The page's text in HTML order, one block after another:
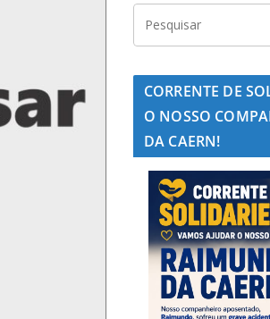
CORRENTE DE
O NOSSO
DA CAERN!